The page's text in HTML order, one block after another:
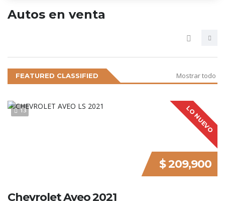
Autos en venta
FEATURED CLASSIFIED Mostrar todo
13 LO NUEVO
$ 209,900
Chevrolet Aveo 2021